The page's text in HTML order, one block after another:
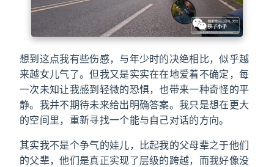
想到这点我有些伤感，与年少时的决绝相比，似乎越
来越女儿气了。但我又是实实在在地爱着不确定，每
一次未知让我感到轻微的恐惧，也带来一种奇怪的平
静。我并不期待未来给出明确答案。我只是想在更大
的空间里，重新寻找一个能与自己对话的方向。
其实我不是个争气的娃儿，比起我的父母辈之于他们
的父辈，他们是真正实现了层级的跨越，而我好像没